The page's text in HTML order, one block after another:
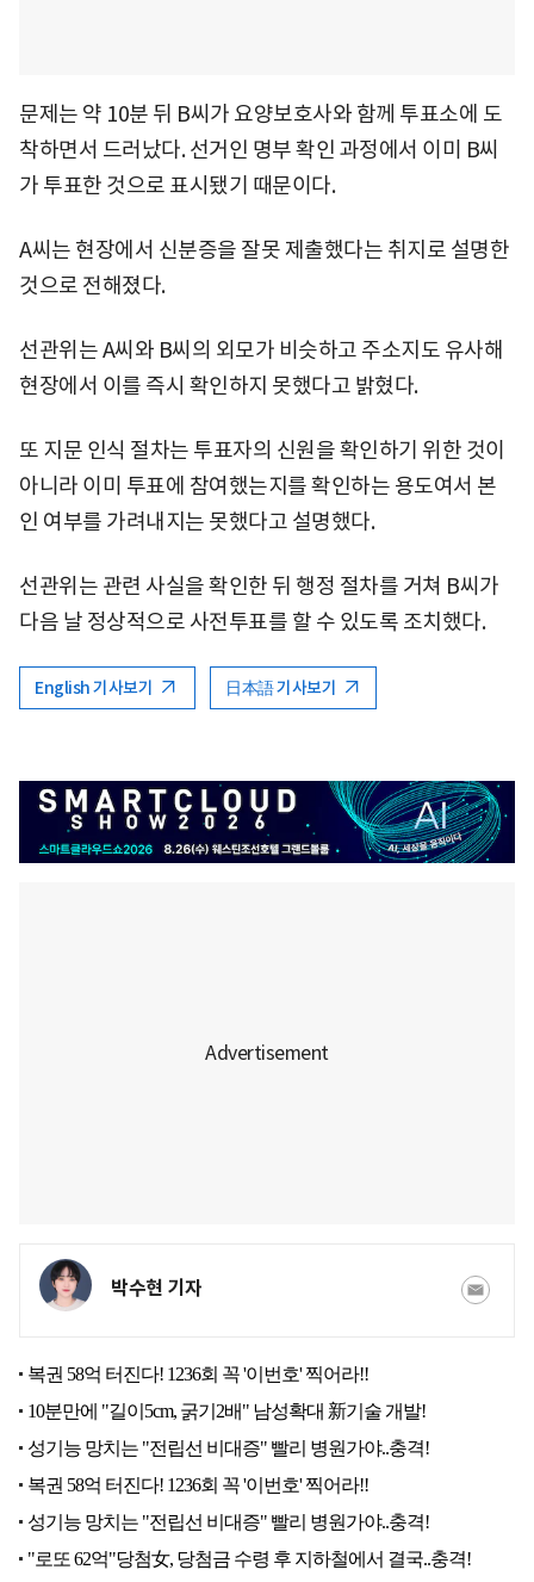
문제는 약 10분 뒤 B씨가 요양보호사와 함께 투표소에 도
착하면서 드러났다. 선거인 명부 확인 과정에서 이미 B씨
가 투표한 것으로 표시됐기 때문이다.
A씨는 현장에서 신분증을 잘못 제출했다는 취지로 설명한
것으로 전해졌다.
선관위는 A씨와 B씨의 외모가 비슷하고 주소지도 유사해
현장에서 이를 즉시 확인하지 못했다고 밝혔다.
또 지문 인식 절차는 투표자의 신원을 확인하기 위한 것이
아니라 이미 투표에 참여했는지를 확인하는 용도여서 본
인 여부를 가려내지는 못했다고 설명했다.
선관위는 관련 사실을 확인한 뒤 행정 절차를 거쳐 B씨가
다음 날 정상적으로 사전투표를 할 수 있도록 조치했다.
English 기사보기 日本語 기사보기
박수현 기자